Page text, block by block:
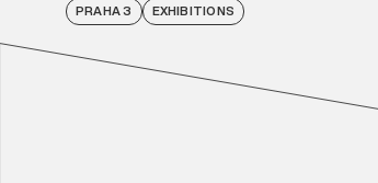
PRAHA 3 EXHIBITIONS